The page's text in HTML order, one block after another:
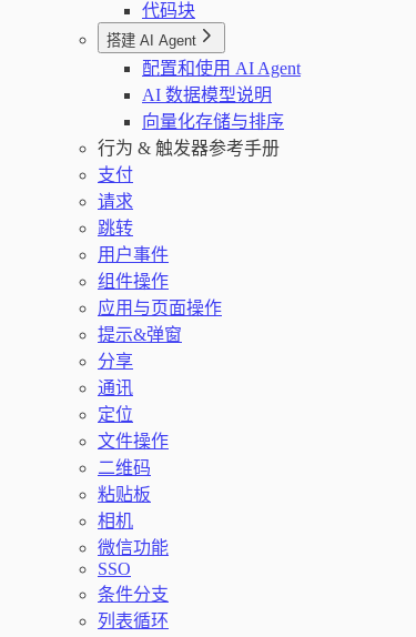
代码块
搭建 AI Agent
配置和使用 AI Agent
AI 数据模型说明
向量化存储与排序
行为 & 触发器参考手册
支付
请求
跳转
用户事件
组件操作
应用与页面操作
提示&弹窗
分享
通讯
定位
文件操作
二维码
粘贴板
相机
微信功能
SSO
条件分支
列表循环